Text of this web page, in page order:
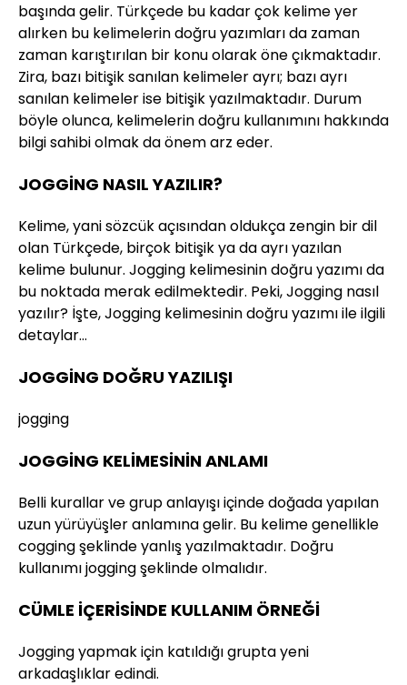
başında gelir. Türkçede bu kadar çok kelime yer
alırken bu kelimelerin doğru yazımları da zaman
zaman karıştırılan bir konu olarak öne çıkmaktadır.
Zira, bazı bitişik sanılan kelimeler ayrı; bazı ayrı
sanılan kelimeler ise bitişik yazılmaktadır. Durum
böyle olunca, kelimelerin doğru kullanımını hakkında
bilgi sahibi olmak da önem arz eder.
JOGGİNG NASIL YAZILIR?
Kelime, yani sözcük açısından oldukça zengin bir dil
olan Türkçede, birçok bitişik ya da ayrı yazılan
kelime bulunur. Jogging kelimesinin doğru yazımı da
bu noktada merak edilmektedir. Peki, Jogging nasıl
yazılır? İşte, Jogging kelimesinin doğru yazımı ile ilgili
detaylar…
JOGGİNG DOĞRU YAZILIŞI
jogging
JOGGİNG KELİMESİNİN ANLAMI
Belli kurallar ve grup anlayışı içinde doğada yapılan
uzun yürüyüşler anlamına gelir. Bu kelime genellikle
cogging şeklinde yanlış yazılmaktadır. Doğru
kullanımı jogging şeklinde olmalıdır.
CÜMLE İÇERİSİNDE KULLANIM ÖRNEĞİ
Jogging yapmak için katıldığı grupta yeni
arkadaşlıklar edindi.